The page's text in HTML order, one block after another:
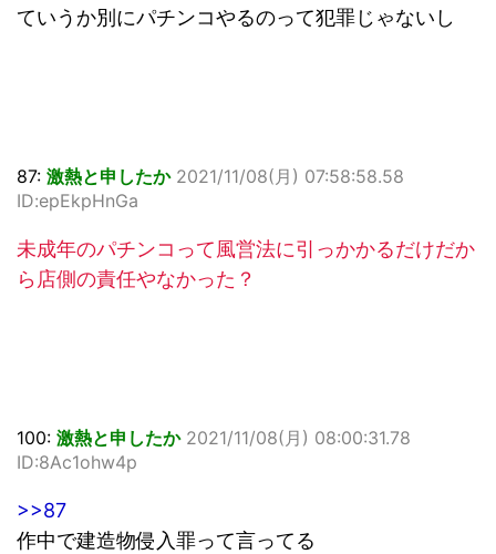
ていうか別にパチンコやるのって犯罪じゃないし
87: 激熱と申したか 2021/11/08(月) 07:58:58.58
ID:epEkpHnGa
未成年のパチンコって風営法に引っかかるだけだか
ら店側の責任やなかった？
100: 激熱と申したか 2021/11/08(月) 08:00:31.78
ID:8Ac1ohw4p
>>87
作中で建造物侵入罪って言ってる